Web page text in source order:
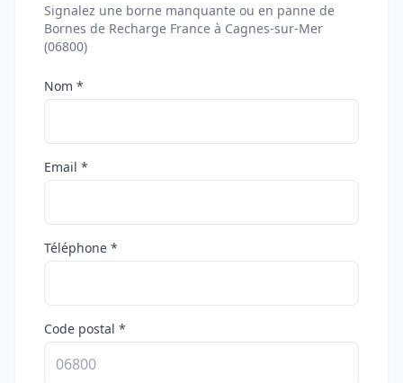
Signalez une borne manquante ou en panne de
Bornes de Recharge France à Cagnes-sur-Mer
(06800)
Nom *
Email *
Téléphone *
Code postal *